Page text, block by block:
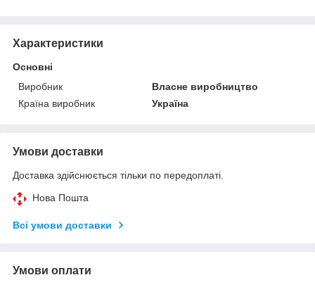
Характеристики
Основні
Виробник
Власне виробництво
Країна виробник
Україна
Умови доставки
Доставка здійснюється тільки по передоплаті.
Нова Пошта
Всі умови доставки
Умови оплати